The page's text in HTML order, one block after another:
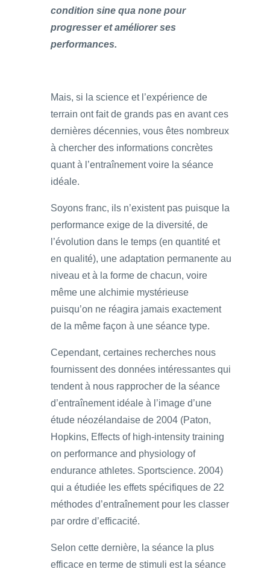
condition sine qua none pour
progresser et améliorer ses
performances.
Mais, si la science et l’expérience de
terrain ont fait de grands pas en avant ces
dernières décennies, vous êtes nombreux
à chercher des informations concrètes
quant à l’entraînement voire la séance
idéale.
Soyons franc, ils n’existent pas puisque la
performance exige de la diversité, de
l’évolution dans le temps (en quantité et
en qualité), une adaptation permanente au
niveau et à la forme de chacun, voire
même une alchimie mystérieuse
puisqu’on ne réagira jamais exactement
de la même façon à une séance type.
Cependant, certaines recherches nous
fournissent des données intéressantes qui
tendent à nous rapprocher de la séance
d’entraînement idéale à l’image d’une
étude néozélandaise de 2004 (Paton,
Hopkins, Effects of high-intensity training
on performance and physiology of
endurance athletes. Sportscience. 2004)
qui a étudiée les effets spécifiques de 22
méthodes d’entraînement pour les classer
par ordre d’efficacité.
Selon cette dernière, la séance la plus
efficace en terme de stimuli est la séance